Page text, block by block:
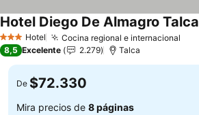
3 Estrellas
Hotel Cocina regional e internacional
Hotel Diego De Almagro Talca
8,5 Excelente 2.279 Talca
De $72.330
Mira precios de 8 páginas